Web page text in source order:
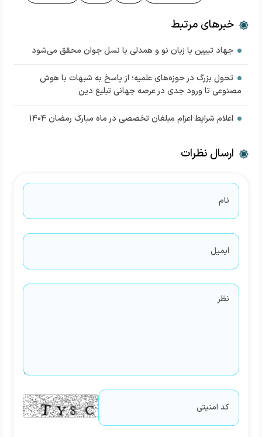
خبرهای مرتبط
جهاد تبیین با زبان نو و همدلی با نسل جوان محقق می‌شود
تحول بزرگ در حوزه‌های علمیه؛ از پاسخ به شبهات با هوش
مصنوعی تا ورود جدی در عرصه جهانی تبلیغ دین
اعلام شرایط اعزام مبلغان تخصصی در ماه مبارک رمضان ۱۴۰۴
ارسال نظرات